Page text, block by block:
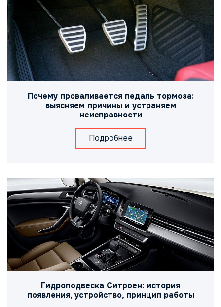
Почему проваливается педаль тормоза:
выясняем причины и устраняем
неисправности
Подробнее
Гидроподвеска Ситроен: история
появления, устройство, принцип работы